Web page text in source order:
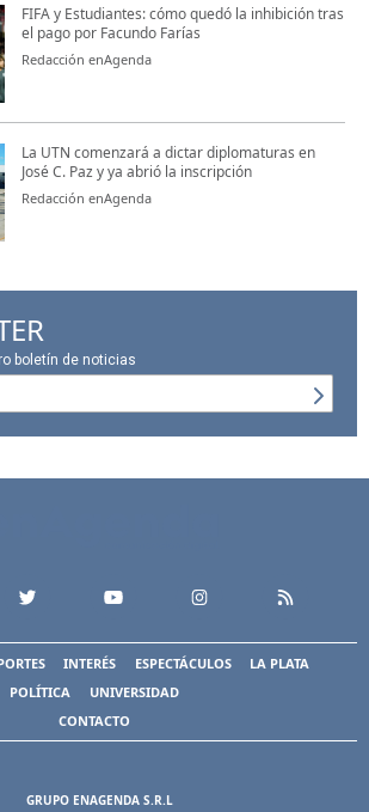
FIFA y Estudiantes: cómo quedó la inhibición tras
el pago por Facundo Farías
Redacción enAgenda
La UTN comenzará a dictar diplomaturas en
José C. Paz y ya abrió la inscripción
Redacción enAgenda
boletín de noticias
INTERÉS ESPECTÁCULOS
LA PLATA
POLÍTICA
UNIVERSIDAD
CONTACTO
GRUPO ENAGENDA S.R.L